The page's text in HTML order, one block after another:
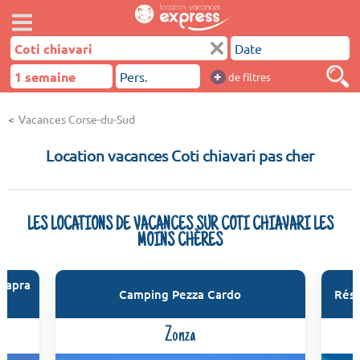
+ de filtres
Vacances Corse-du-Sud
Location vacances Coti chiavari pas cher
LES LOCATIONS DE VACANCES SUR COTI CHIAVARI LES
MOINS CHÈRES
Camping Pezza Cardo
Zonza